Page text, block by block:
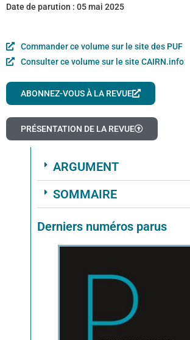
Date de parution : 05 mai 2025
Commander ce volume sur le site des PUF
Consulter ce volume sur le site CAIRN.info
ABONNEZ-VOUS À LA REVUE
PRÉSENTATION DE LA REVUE
ARGUMENT
SOMMAIRE
Derniers numéros parus